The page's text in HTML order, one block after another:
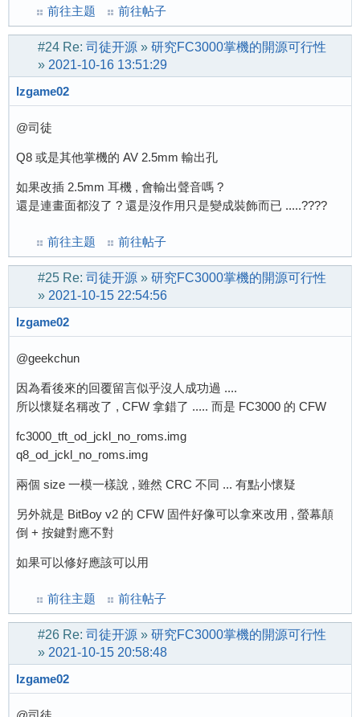
前往主题 前往帖子
#24 Re: 司徒开源 » 研究FC3000掌機的開源可行性
» 2021-10-16 13:51:29
lzgame02
@司徒
Q8 或是其他掌機的 AV 2.5mm 輸出孔
如果改插 2.5mm 耳機 , 會輸出聲音嗎 ?
還是連畫面都沒了 ? 還是沒作用只是變成裝飾而已 .....????
前往主题 前往帖子
#25 Re: 司徒开源 » 研究FC3000掌機的開源可行性
» 2021-10-15 22:54:56
lzgame02
@geekchun
因為看後來的回覆留言似乎沒人成功過 ....
所以懷疑名稱改了 , CFW 拿錯了 ..... 而是 FC3000 的 CFW
fc3000_tft_od_jckl_no_roms.img
q8_od_jckl_no_roms.img
兩個 size 一模一樣說 , 雖然 CRC 不同 ... 有點小懷疑
另外就是 BitBoy v2 的 CFW 固件好像可以拿來改用 , 螢幕顛
倒 + 按鍵對應不對
如果可以修好應該可以用
前往主题 前往帖子
#26 Re: 司徒开源 » 研究FC3000掌機的開源可行性
» 2021-10-15 20:58:48
lzgame02